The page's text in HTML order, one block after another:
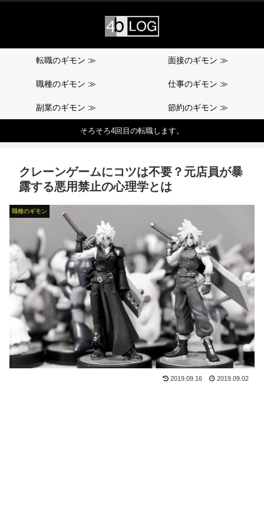
転職のギモン ≫ 面接のギモン ≫
職種のギモン ≫ 仕事のギモン ≫
副業のギモン ≫ 節約のギモン ≫
そろそろ4回目の転職します。
クレーンゲームにコツは不要？元店員が暴
露する悪用禁止の心理学とは
職種のギモン
2019.09.16 2019.09.02